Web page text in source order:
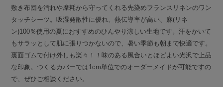
敷き布団を汚れや摩耗から守ってくれる先染めフランスリネンのワン
タッチシーツ。吸湿発散性に優れ、熱伝導率が高い、麻(リネ
ン)100％使用の夏におすすめのひんやり涼しい生地です。汗をかいて
もサラッとして肌に張りつかないので、暑い季節も朝まで快適です。
裏面ゴムで付け外しも楽々！！味のある風合いとほどよい光沢で上品
な印象。つくるカバーでは1cm単位でのオーダーメイドが可能ですの
で、ぜひご相談ください。